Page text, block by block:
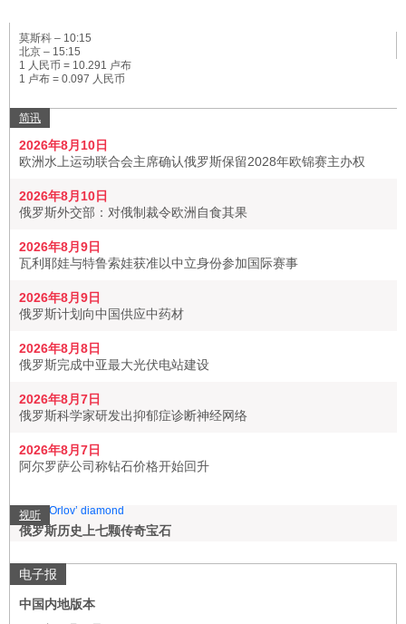
莫斯科 – 10:15
北京 – 15:15
1 人民币 = 10.291 卢布
1 卢布 = 0.097 人民币
简讯
2026年8月10日
欧洲水上运动联合会主席确认俄罗斯保留2028年欧锦赛主办权
2026年8月10日
俄罗斯外交部：对俄制裁令欧洲自食其果
2026年8月9日
瓦利耶娃与特鲁索娃获准以中立身份参加国际赛事
2026年8月9日
俄罗斯计划向中国供应中药材
2026年8月8日
俄罗斯完成中亚最大光伏电站建设
2026年8月7日
俄罗斯科学家研发出抑郁症诊断神经网络
2026年8月7日
阿尔罗萨公司称钻石价格开始回升
视听
俄罗斯历史上七颗传奇宝石
电子报
中国内地版本